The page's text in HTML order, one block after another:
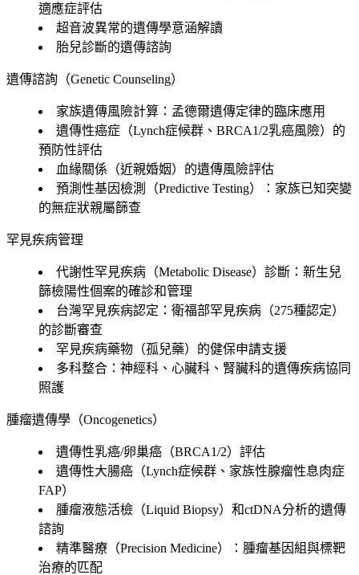
適應症評估
超音波異常的遺傳學意涵解讀
胎兒診斷的遺傳諮詢
遺傳諮詢（Genetic Counseling）
家族遺傳風險計算：孟德爾遺傳定律的臨床應用
遺傳性癌症（Lynch症候群、BRCA1/2乳癌風險）的
預防性評估
血緣關係（近親婚姻）的遺傳風險評估
預測性基因檢測（Predictive Testing）：家族已知突變
的無症狀親屬篩查
罕見疾病管理
代謝性罕見疾病（Metabolic Disease）診斷：新生兒
篩檢陽性個案的確診和管理
台灣罕見疾病認定：衛福部罕見疾病（275種認定）
的診斷審查
罕見疾病藥物（孤兒藥）的健保申請支援
多科整合：神經科、心臟科、腎臟科的遺傳疾病協同
照護
腫瘤遺傳學（Oncogenetics）
遺傳性乳癌/卵巢癌（BRCA1/2）評估
遺傳性大腸癌（Lynch症候群、家族性腺瘤性息肉症
FAP）
腫瘤液態活檢（Liquid Biopsy）和ctDNA分析的遺傳
諮詢
精準醫療（Precision Medicine）：腫瘤基因組與標靶
治療的匹配